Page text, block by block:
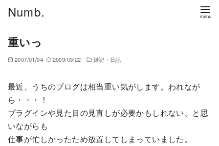
Numb.
重いっ
2007/01/04 2009/03/22 雑記・日記
最近、うちのブログは相当重い気がします。われなが
ら・・・！
プラグインや見た目の見直しが必要かもしれない、と思
いながらも
仕事が忙しかったため放置してしまっていました。